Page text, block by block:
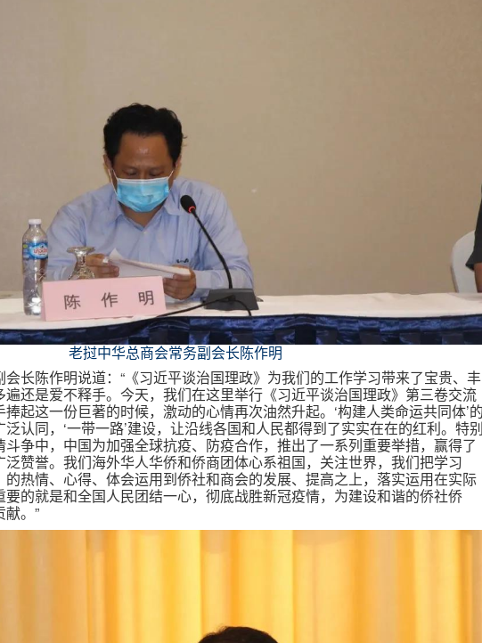
老挝中华总商会常务副会长陈作明
长陈作明说道：“《习近平谈治国理政》为我们的工作学习带来了宝贵、丰
遍还是爱不释手。今天，我们在这里举行《习近平谈治国理政》第三卷交流
起这一份巨著的时候，激动的心情再次油然升起。‘构建人类命运共同体’
认同，‘一带一路’建设，让沿线各国和人民都得到了实实在在的红利。特
争中，中国为加强全球抗疫、防疫合作，推出了一系列重要举措，赢得了
赞誉。我们海外华人华侨和侨商团体心系祖国，关注世界，我们把学习
的热情、心得、体会运用到侨社和商会的发展、提高之上，落实运用在实际
要的就是和全国人民团结一心，彻底战胜新冠疫情，为建设和谐的侨社侨
。”